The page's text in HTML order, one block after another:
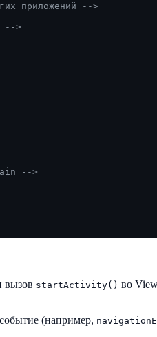
приложений -->
-->
-->
вызов startActivity() во
(например,